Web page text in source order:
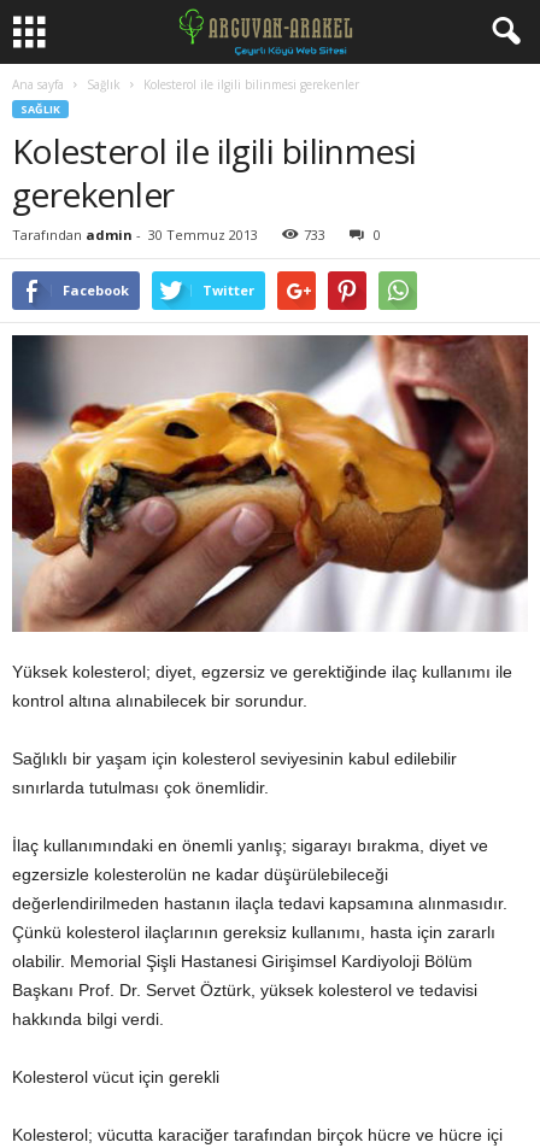
Ana sayfa Sağlık Kolesterol ile ilgili bilinmesi gerekenler
SAĞLIK
Kolesterol ile ilgili bilinmesi
gerekenler
Tarafından admin - 30 Temmuz 2013 733 0
Facebook Twitter
Yüksek kolesterol; diyet, egzersiz ve gerektiğinde ilaç kullanımı ile
kontrol altına alınabilecek bir sorundur.
Sağlıklı bir yaşam için kolesterol seviyesinin kabul edilebilir
sınırlarda tutulması çok önemlidir.
İlaç kullanımındaki en önemli yanlış; sigarayı bırakma, diyet ve
egzersizle kolesterolün ne kadar düşürülebileceği
değerlendirilmeden hastanın ilaçla tedavi kapsamına alınmasıdır.
Çünkü kolesterol ilaçlarının gereksiz kullanımı, hasta için zararlı
olabilir. Memorial Şişli Hastanesi Girişimsel Kardiyoloji Bölüm
Başkanı Prof. Dr. Servet Öztürk, yüksek kolesterol ve tedavisi
hakkında bilgi verdi.
Kolesterol vücut için gerekli
Kolesterol; vücutta karaciğer tarafından birçok hücre ve hücre içi